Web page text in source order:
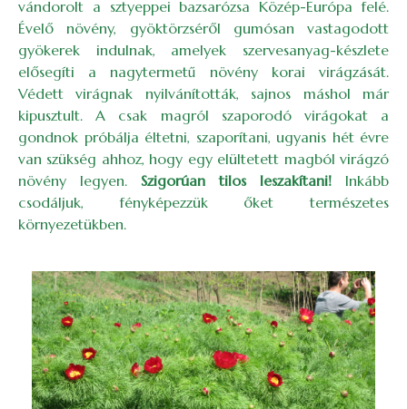
vándorolt a sztyeppei bazsarózsa Közép-Európa felé.
Évelő növény, gyöktörzséről gumósan vastagodott
gyökerek indulnak, amelyek szervesanyag-készlete
elősegíti a nagytermetű növény korai virágzását.
Védett virágnak nyilvánították, sajnos máshol már
kipusztult. A csak magról szaporodó virágokat a
gondnok próbálja éltetni, szaporítani, ugyanis hét évre
van szükség ahhoz, hogy egy elültetett magból virágzó
növény legyen. Szigorúan tilos leszakítani! Inkább
csodáljuk, fényképezzük őket természetes
környezetükben.
Image